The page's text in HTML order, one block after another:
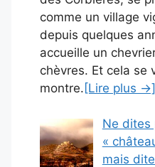
comme un village
depuis quelques
accueille un
chèvres. Et cela se
montre. [Lire plus →]
Ne dites
«
mais